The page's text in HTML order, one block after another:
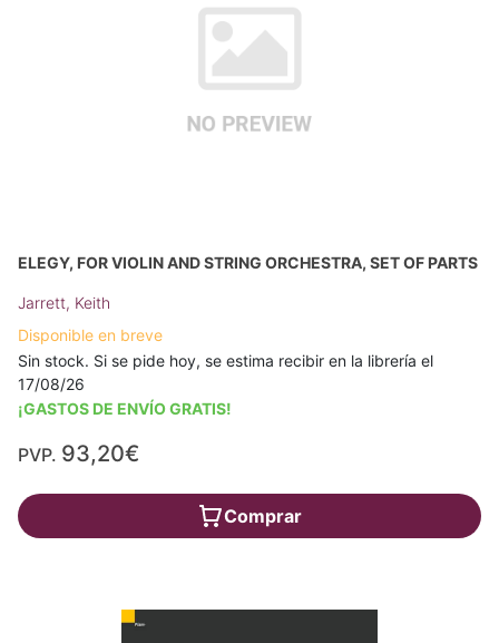
ELEGY, FOR VIOLIN AND STRING ORCHESTRA, SET OF PARTS
Jarrett, Keith
Disponible en breve
Sin stock. Si se pide hoy, se estima recibir en la librería el
17/08/26
¡GASTOS DE ENVÍO GRATIS!
PVP. 93,20€
Comprar